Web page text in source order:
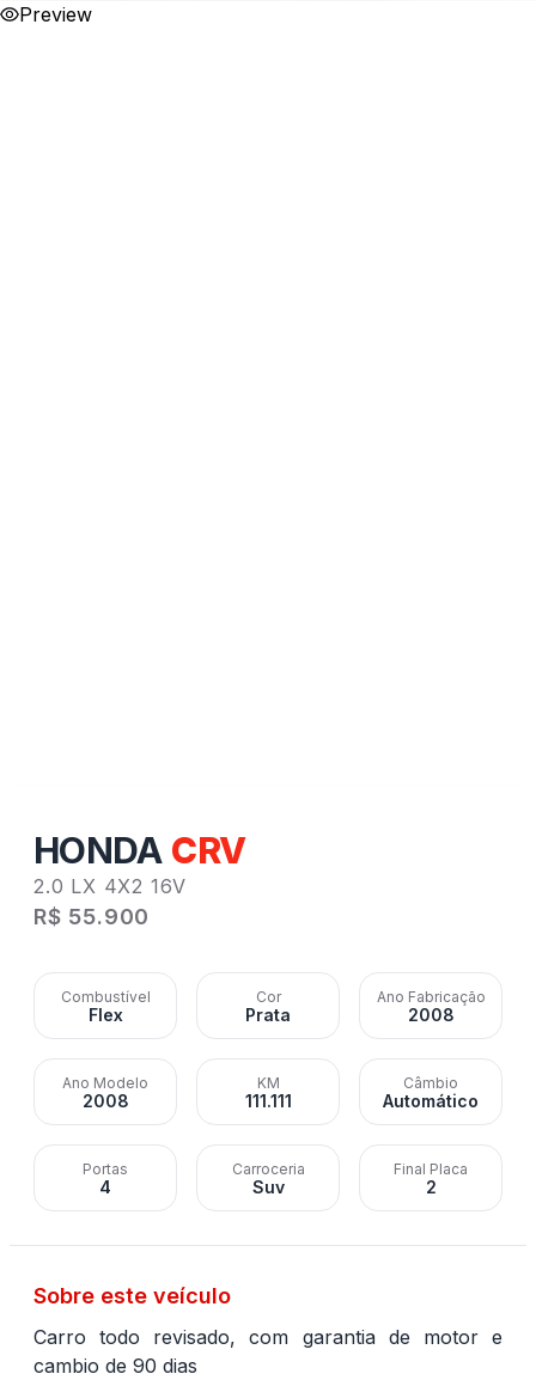
Preview
HONDA CRV
2.0 LX 4X2 16V
R$ 55.900
Combustível
Flex
Cor
Prata
Ano Fabricação
2008
Ano Modelo
2008
KM
111.111
Câmbio
Automático
Portas
4
Carroceria
Suv
Final Placa
2
Sobre este veículo
Carro todo revisado, com garantia de motor e
cambio de 90 dias